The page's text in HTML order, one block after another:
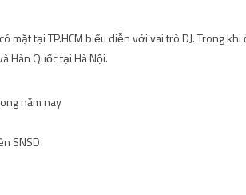
mặt tại TP.HCM biểu diễn với vai trò DJ. Trong
Hàn Quốc tại Hà Nội.
năm nay
SNSD